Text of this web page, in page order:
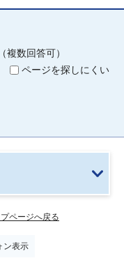
複数回答可）
ページを探しにくい
プページへ戻る
ン表示